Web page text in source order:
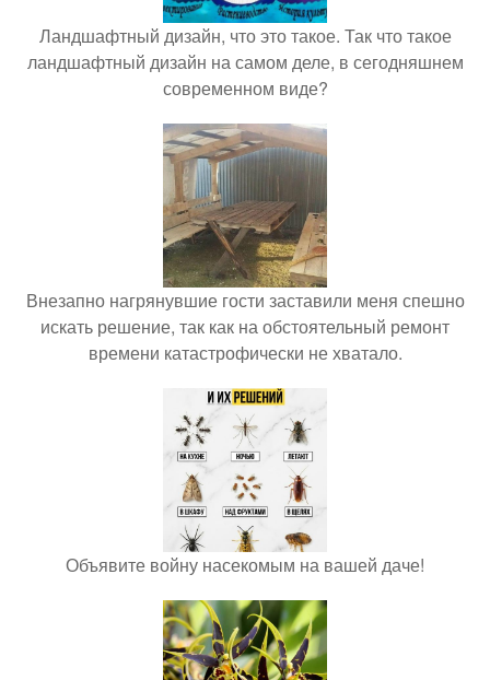
Ландшафтный дизайн, что это такое. Так что такое
ландшафтный дизайн на самом деле, в сегодняшнем
современном виде?
Внезапно нагрянувшие гости заставили меня спешно
искать решение, так как на обстоятельный ремонт
времени катастрофически не хватало.
Объявите войну насекомым на вашей даче!